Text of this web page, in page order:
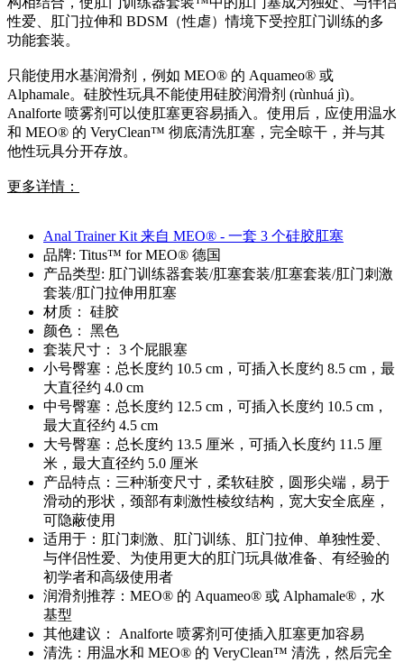
性爱、肛门拉伸和 BDSM（性虐）情境下受控肛门训练的多
功能套装。
只能使用水基润滑剂，例如 MEO® 的 Aquameo® 或
Alphamale。硅胶性玩具不能使用硅胶润滑剂 (rùnhuá jì)。
Analforte 喷雾剂可以使肛塞更容易插入。使用后，应使用温水
和 MEO® 的 VeryClean™ 彻底清洗肛塞，完全晾干，并与其
他性玩具分开存放。
更多详情：
Anal Trainer Kit 来自 MEO® - 一套 3 个硅胶肛塞
品牌: Titus™ for MEO® 德国
产品类型: 肛门训练器套装/肛塞套装/肛塞套装/肛门刺激
套装/肛门拉伸用肛塞
材质： 硅胶
颜色： 黑色
套装尺寸： 3 个屁眼塞
小号臀塞：总长度约 10.5 cm，可插入长度约 8.5 cm，最
大直径约 4.0 cm
中号臀塞：总长度约 12.5 cm，可插入长度约 10.5 cm，
最大直径约 4.5 cm
大号臀塞：总长度约 13.5 厘米，可插入长度约 11.5 厘
米，最大直径约 5.0 厘米
产品特点：三种渐变尺寸，柔软硅胶，圆形尖端，易于
滑动的形状，颈部有刺激性棱纹结构，宽大安全底座，
可隐蔽使用
适用于：肛门刺激、肛门训练、肛门拉伸、单独性爱、
与伴侣性爱、为使用更大的肛门玩具做准备、有经验的
初学者和高级使用者
润滑剂推荐：MEO® 的 Aquameo® 或 Alphamale®，水
基型
其他建议： Analforte 喷雾剂可使插入肛塞更加容易
清洗：用温水和 MEO® 的 VeryClean™ 清洗，然后完全